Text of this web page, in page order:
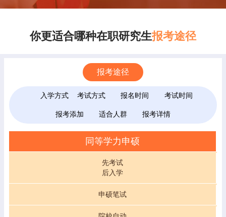
你更适合哪种在职研究生报考途径
报考途径
入学方式 考试方式 报名时间 考试时间
报考添加 适合人群 报考详情
同等学力申硕
先考试
后入学
申硕笔试